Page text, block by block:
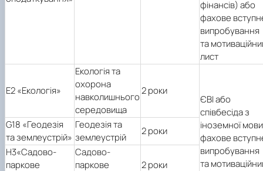
фінансів) або
фахове
випробування
та
лист
E2 «Екологія»
Екологія та
охорона
навколишнього
середовища
2 роки
ЄВІ або
співбесіда з
іноземної
фахове
випробування
та
G18 «Геодезія
та землеустрій»
Геодезія та
землеустрій
2 роки
H3«Садово-
паркове
Садово-
паркове
2 роки